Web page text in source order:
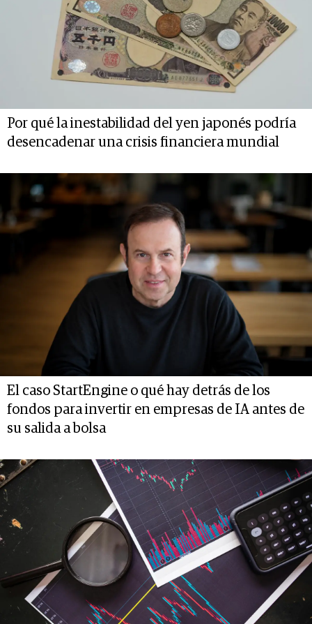
Por qué la inestabilidad del yen japonés podría
desencadenar una crisis financiera mundial
El caso StartEngine o qué hay detrás de los
fondos para invertir en empresas de IA antes de
su salida a bolsa